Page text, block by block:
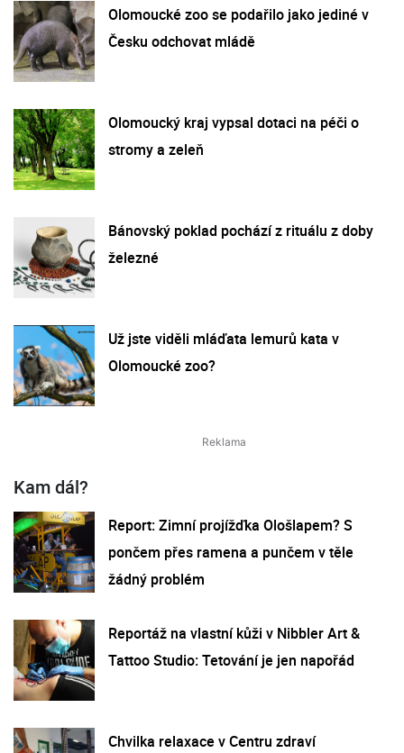
Olomoucké zoo se podařilo jako jediné v
Česku odchovat mládě
Olomoucký kraj vypsal dotaci na péči o
stromy a zeleň
Bánovský poklad pochází z rituálu z doby
železné
Už jste viděli mláďata lemurů kata v
Olomoucké zoo?
Kam dál?
Report: Zimní projížďka Ološlapem? S
pončem přes ramena a punčem v těle
žádný problém
Reportáž na vlastní kůži v Nibbler Art &
Tattoo Studio: Tetování je jen napořád
Chvilka relaxace v Centru zdraví